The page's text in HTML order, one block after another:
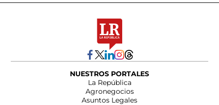
NUESTROS PORTALES
La República
Agronegocios
Asuntos Legales